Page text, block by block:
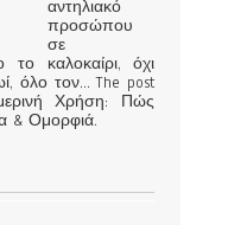
αντηλιακό
προσώπου
σε
καλοκαίρι, όχι
όλο τον… The post
Χρήση: Πώς
& Ομορφιά.